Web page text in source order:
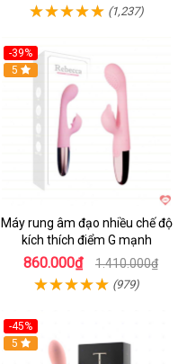
(1,237)
-39%
Hot
5
Máy rung âm đạo nhiều chế độ
kích thích điểm G mạnh
860.000₫ 1.410.000₫
(979)
-45%
Hot
5